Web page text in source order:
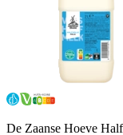
De Zaanse Hoeve